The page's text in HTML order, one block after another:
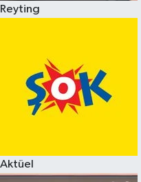
Reyting
Aktüel